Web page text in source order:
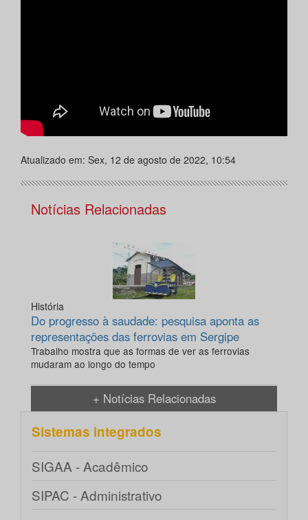
Atualizado em: Sex, 12 de agosto de 2022, 10:54
Notícias Relacionadas
História
Do progresso à saudade: pesquisa aponta as
representações das ferrovias em Sergipe
Trabalho mostra que as formas de ver as ferrovias
mudaram ao longo do tempo
+ Notícias Relacionadas
Sistemas integrados
SIGAA - Acadêmico
SIPAC - Administrativo